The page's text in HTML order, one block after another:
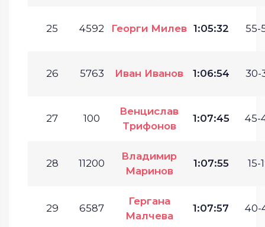
25 4592 Георги Милев 1:05:32 55-
26 5763 Иван Иванов 1:06:54 30-
27 100
Венцислав
Трифонов
1:07:45 45-
28 11200
Владимир
Маринов
1:07:55 15-
29 6587
Гергана
Малчева
1:07:57 40-